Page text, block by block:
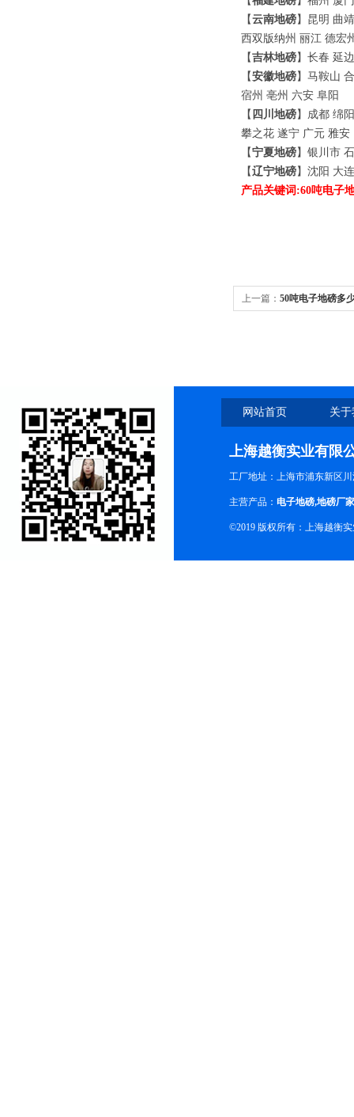
【云南地磅】昆明 曲
西双版纳州 丽江 德宏
【吉林地磅】长春 延
【安徽地磅】马鞍山
宿州 亳州 六安 阜阳
【 四川地磅】成都 绵
攀之花 遂宁 广元 雅安
【宁夏地磅】银川市
【辽宁地磅】沈阳 大
产品关键词 :60吨电子
上一篇： 50吨电子地磅多
网站首页 关
上海越衡实业有限
工厂地址：上海市浦东新区川
主营产品： 电子地磅,地磅厂家
©2019 版权所有：上海越衡